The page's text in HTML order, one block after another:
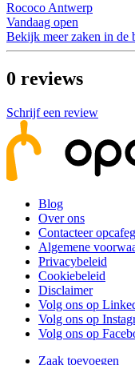
Rococo Antwerp
Vandaag open
Bekijk meer zaken in de
0 reviews
Schrijf een review
Blog
Over ons
Contacteer
Algemene
Privacybeleid
Cookiebeleid
Disclaimer
Volg ons op
Volg ons op
Volg ons op
Zaak toevoegen